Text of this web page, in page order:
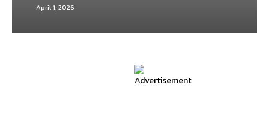
April 1, 2026